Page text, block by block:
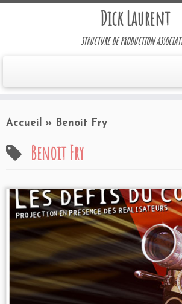
Dick Laurent
structure de production
Accueil » Benoit Fry
Benoit Fry
Programmation 2006Cinéma
Tourcoing